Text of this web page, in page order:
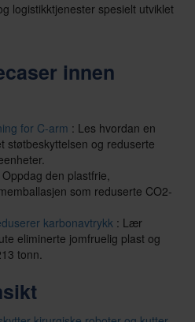
logistikktjenester spesielt utviklet
innen
for C-arm : Les hvordan en
støtbeskyttelsen og reduserte
Oppdag den plastfrie,
som reduserte CO2-
karbonavtrykk : Lær
eliminerte jomfruelig plast og
tonn.